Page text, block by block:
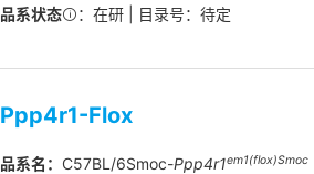
品系状态 ：在研 | 目录号：待定
Ppp4r1-Flox
品系名： C57BL/6Smoc-Ppp4r1em1(flox)Smoc